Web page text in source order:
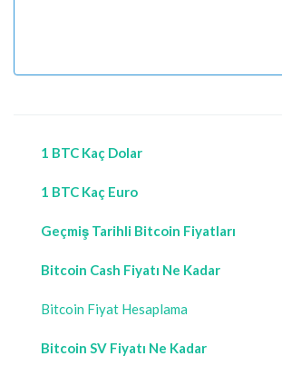
1 BTC Kaç Dolar
1 BTC Kaç Euro
Geçmiş Tarihli Bitcoin Fiyatları
Bitcoin Cash Fiyatı Ne Kadar
Bitcoin Fiyat Hesaplama
Bitcoin SV Fiyatı Ne Kadar